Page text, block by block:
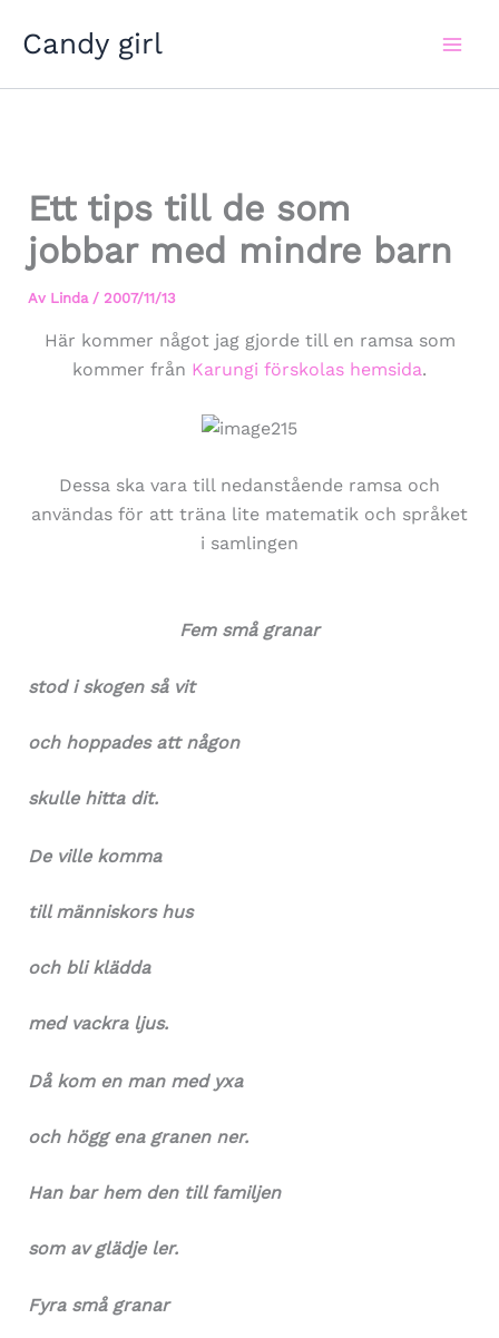
Candy girl
Ett tips till de som
jobbar med mindre barn
Av Linda / 2007/11/13
Här kommer något jag gjorde till en ramsa som
kommer från Karungi förskolas hemsida.
Dessa ska vara till nedanstående ramsa och
användas för att träna lite matematik och språket
i samlingen
Fem små granar
stod i skogen så vit
och hoppades att någon
skulle hitta dit.
De ville komma
till människors hus
och bli klädda
med vackra ljus.
Då kom en man med yxa
och högg ena granen ner.
Han bar hem den till familjen
som av glädje ler.
Fyra små granar